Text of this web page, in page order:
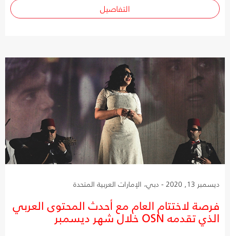
التفاصيل
ديسمبر 13, 2020 - دبي، الإمارات العربية المتحدة
فرصة لاختتام العام مع أحدث المحتوى العربي
الذي تقدمه OSN خلال شهر ديسمبر